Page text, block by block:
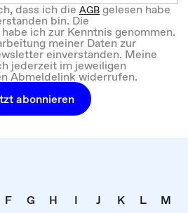
dass ich dieAGBgelesen habe
bin. Die
habe ich zur Kenntnis genommen.
meiner Daten zur
einverstanden. Meine
jederzeit im jeweiligen
Abmeldelink widerrufen.
abonnieren
F G H I J K L
M